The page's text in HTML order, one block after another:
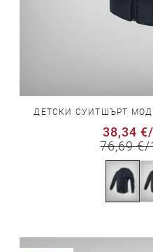
ДЕТСКИ СУИТШЪРТ
38,34 €/
76,69 €/